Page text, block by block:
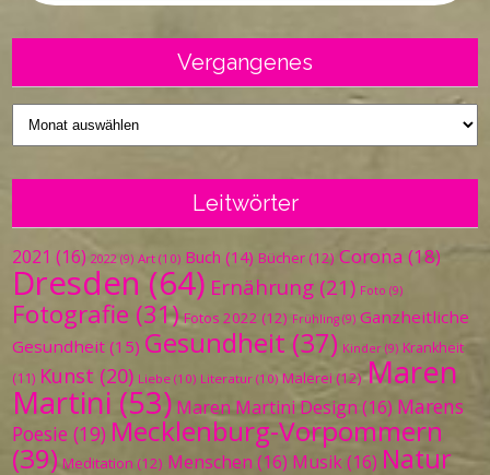
Vergangenes
Vergangenes
Leitwörter
2021 (16) 2022 (9) Art (10) Buch (14) Bücher (12) Corona (18)
Dresden (64) Ernährung (21) Foto (9)
Fotografie (31) Fotos 2022 (12) Frühling (9) Ganzheitliche
Gesundheit (15) Gesundheit (37) Kinder (9) Krankheit
(11) Kunst (20) Liebe (10) Literatur (10) Malerei (12) Maren
Martini (53) Maren Martini Design (16) Marens
Poesie (19) Mecklenburg-Vorpommern
(39) Meditation (12) Menschen (16) Musik(16) Natur